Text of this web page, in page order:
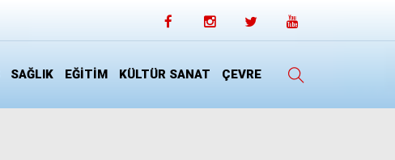
SAĞLIK EĞİTİM KÜLTÜR SANAT ÇEVRE